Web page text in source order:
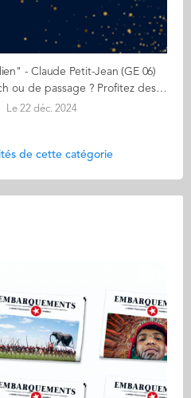
- Claude Petit-Jean (GE 06)
- 22 DECEMBRE - A Munich ou de passage ? Profitez des bûches de Noël à la française ! - Authentique, fait maison, gourmand - Une adresse munichoise pour vous régaler ! Au delà des délicieux et traditionnels baguettes, croissants et pains au chocolat, la Boulangerie "Claude et Julien" crée des pâtisseries gourmandes, dont les fameuses bûches de Noël. 100% de ces produits sont faits maison ! La Boulangerie importe également des produits d'épicerie française auprès de petits producteurs de qualité : vins (dont champagne), charcuterie (saucissons, terrines, foie gras), confitures, crème de marron, etc. Pour Noël, vous trouverez des bûches pour tous les goûts : Pomme, vanille, caramel, Pistache, framboise, Chocolat, panna cotta, chocolat blanc, et bien d'autres... Sans oublier la galette des rois en janvier ! "Un coin de France au cœur de Munich ! Notre boulangerie vous accueille pour une pause gourmande avec des tables à l'intérieur comme à l'extérieur. Près de Ostbahnhof, la Boulangerie "Claude et Julien" se situe à Elsaesser Str. 25, 81667 Munich. Une authenticité à l’accent français avec un savoir-faire artisanal !" Mon aventure a commencé… en 2017 en association avec un maître pâtissier français rencontré à Munich, avec la volonté de faire rayonner la boulangerie / pâtisserie française sur le marché munichois, aussi bien auprès des français expatriés que de la clientèle locale. Ouverture du premier local dans le quartier français de Munich : boulangerie, pâtisserie, café, épicerie fine. Un 2eme établissement a ouvert en 2022. Aujourd'hui, nous avons 15 employés et réalisons plus d'un million de CA. En savoir plus : facebook.com/ClaudeetJulien Contact : cj@claude-julien.de (Re)Découvrez votre CALENDRIER DE L'AVENT ici
Le 22 déc. 2024
de cette catégorie